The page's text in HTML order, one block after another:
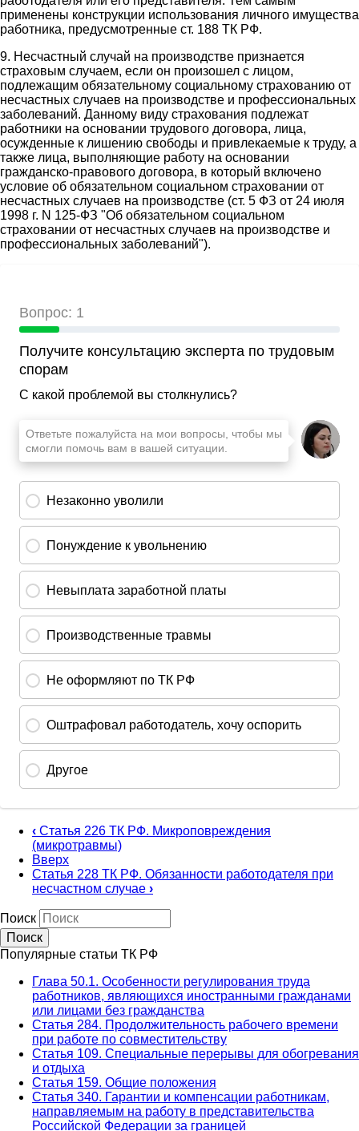
применены конструкции использования личного имущества
работника, предусмотренные ст. 188 ТК РФ.
9. Несчастный случай на производстве признается
страховым случаем, если он произошел с лицом,
подлежащим обязательному социальному страхованию от
несчастных случаев на производстве и профессиональных
заболеваний. Данному виду страхования подлежат
работники на основании трудового договора, лица,
осужденные к лишению свободы и привлекаемые к труду, а
также лица, выполняющие работу на основании
гражданско-правового договора, в который включено
условие об обязательном социальном страховании от
несчастных случаев на производстве (ст. 5 ФЗ от 24 июля
1998 г. N 125-ФЗ "Об обязательном социальном
страховании от несчастных случаев на производстве и
профессиональных заболеваний").
‹ Статья 226 ТК РФ. Микроповреждения
(микротравмы)
Вверх
Статья 228 ТК РФ. Обязанности работодателя при
несчастном случае ›
Поиск
Популярные статьи ТК РФ
Глава 50.1. Особенности регулирования труда
работников, являющихся иностранными гражданами
или лицами без гражданства
Статья 284. Продолжительность рабочего времени
при работе по совместительству
Статья 109. Специальные перерывы для обогревания
и отдыха
Статья 159. Общие положения
Статья 340. Гарантии и компенсации работникам,
направляемым на работу в представительства
Российской Федерации за границей